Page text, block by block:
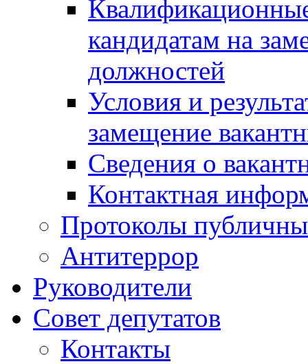
кандидатам на
должностей
Условия и
замещение
Сведения о
Контактная
Протоколы
Антитеррор
Руководители
Совет депутатов
Контакты